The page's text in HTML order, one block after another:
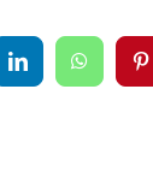
LinkedInWhatsApp